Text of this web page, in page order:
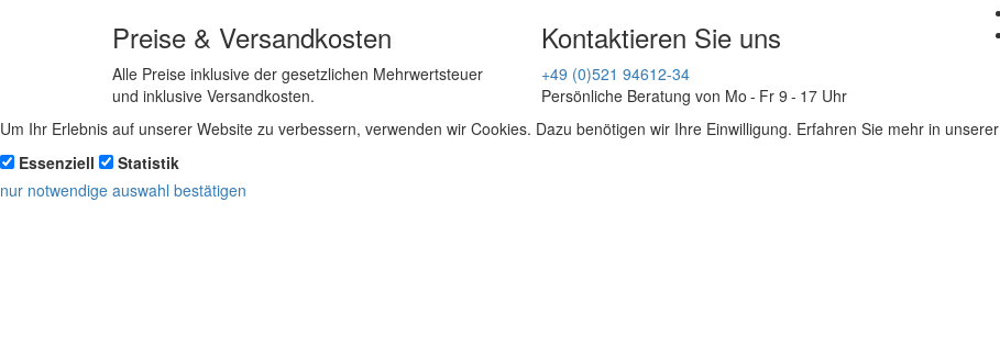
Preise & Versandkosten
Alle Preise inklusive der gesetzlichen Mehrwertsteuer
und inklusive Versandkosten.
Kontaktieren Sie uns
+49 (0)521 94612-34
Persönliche Beratung von Mo - Fr 9 - 17 Uhr
Um Ihr Erlebnis auf unserer Website zu verbessern, verwenden wir Cookies. Dazu benötigen wir Ihre Einwilligung. Erfahren Sie mehr in unserer
Essenziell
Statistik
nur notwendige auswahl bestätigen